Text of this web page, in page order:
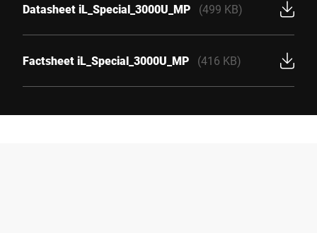
Datasheet iL_Special_3000U_MP (499 KB)
Factsheet iL_Special_3000U_MP (416 KB)